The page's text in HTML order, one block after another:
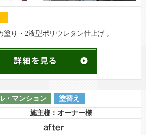
り・2液型ポリウレタン仕上げ 。
・マンション
塗替え
施主様：オーナー様